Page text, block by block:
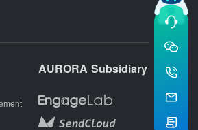
AURORA Subsidiary